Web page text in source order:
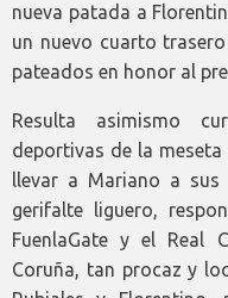
nueva patada a
un nuevo cuarto
pateados en honor al
Resulta asimismo
deportivas de la
llevar a Mariano a sus
gerifalte liguero,
FuenlaGate y el Real
Coruña, tan procaz y